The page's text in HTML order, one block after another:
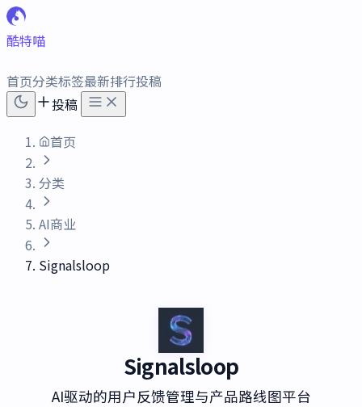
酷特喵
首页分类标签最新排行投稿
投稿
首页
分类
AI商业
Signalsloop
Signalsloop
AI驱动的用户反馈管理与产品路线图平台